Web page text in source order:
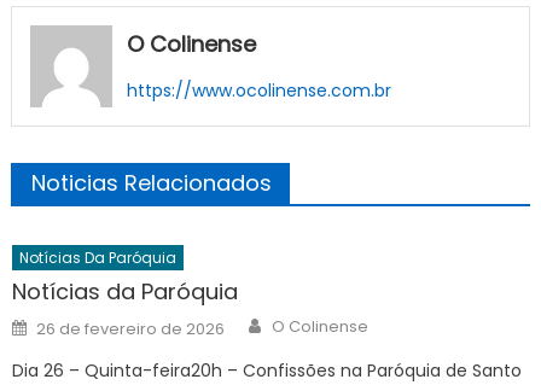
O Colinense
https://www.ocolinense.com.br
Noticias Relacionados
Notícias Da Paróquia
Notícias da Paróquia
Posted
on
26 de fevereiro de 2026 Author
O Colinense
Dia 26 – Quinta-feira20h – Confissões na Paróquia de Santo